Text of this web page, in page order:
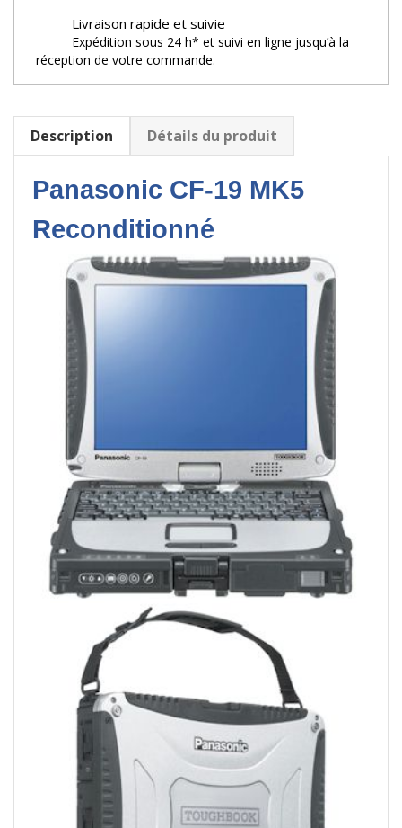
Livraison rapide et suivie
Expédition sous 24 h* et suivi en ligne jusqu’à la
réception de votre commande.
Description Détails du produit
Panasonic CF-19 MK5
Reconditionné